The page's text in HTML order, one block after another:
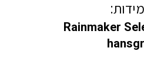
Rainmaker